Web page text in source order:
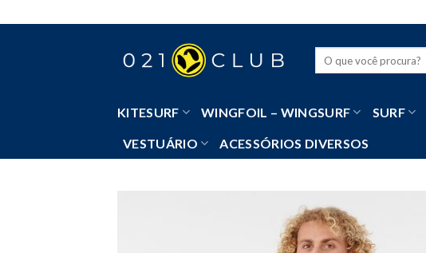
to
KITESURF WINGFOIL – WINGSURF SURF
VESTUÁRIO ACESSÓRIOS DIVERSOS